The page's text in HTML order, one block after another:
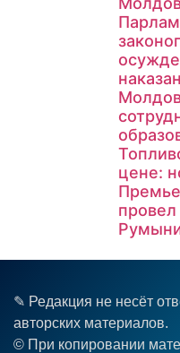
цене:
✎ Редакция не несёт
авторских материалов.
© При копировании